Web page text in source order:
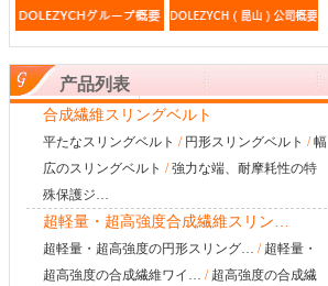
产品列表
合成繊維スリングベルト
平たなスリングベルト / 円形スリングベルト /幅
広のスリングベルト /強力な端、耐摩耗性の特
殊保護ジ…
超軽量・超高強度合成繊維スリン…
超軽量・超高強度の円形スリング… / 超軽量・
超高強度の合成繊維ワイ… / 超高強度の合成繊